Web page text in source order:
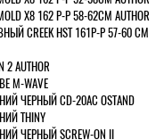
X8 162 Р-Р 58-62СМ AUTHOR
CREEK HST 161Р-Р 57-60 СМ
2 AUTHOR
M-WAVE
ЧЕРНЫЙ СD-20AC OSTAND
THINY
ЧЕРНЫЙ SCREW-ON II